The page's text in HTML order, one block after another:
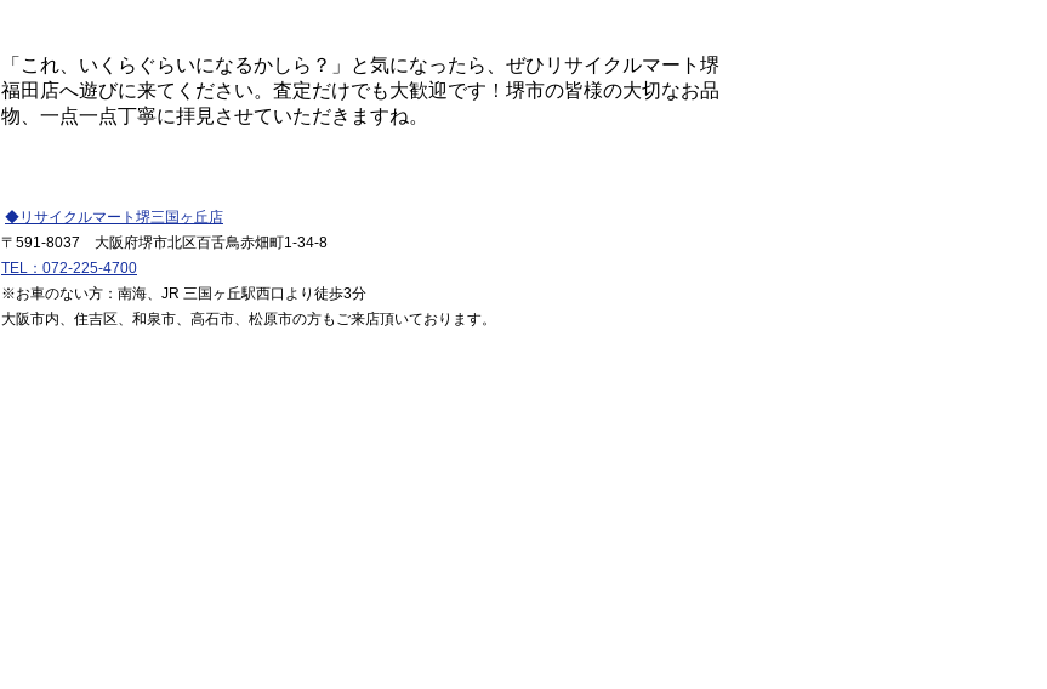
「これ、いくらぐらいになるかしら？」と気になったら、ぜひリサイクルマート堺
福田店へ遊びに来てください。査定だけでも大歓迎です！堺市の皆様の大切なお品
物、一点一点丁寧に拝見させていただきますね。
◆リサイクルマート堺三国ヶ丘店
〒591-8037 大阪府堺市北区百舌鳥赤畑町1-34-8
TEL：072-225-4700
※お車のない方：南海、JR 三国ヶ丘駅西口より徒歩3分
大阪市内、住吉区、和泉市、高石市、松原市の方もご来店頂いております。